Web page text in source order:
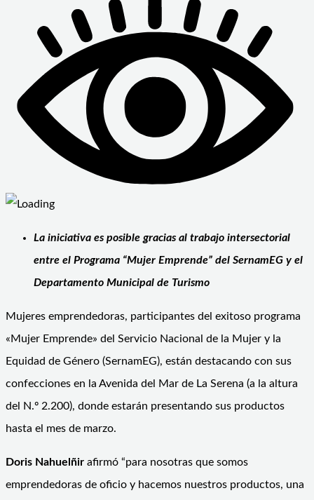
La iniciativa es posible gracias al trabajo intersectorial
entre el Programa “Mujer Emprende” del SernamEG y el
Departamento Municipal de Turismo
Mujeres emprendedoras, participantes del exitoso programa
«Mujer Emprende» del Servicio Nacional de la Mujer y la
Equidad de Género (SernamEG), están destacando con sus
confecciones en la Avenida del Mar de La Serena (a la altura
del N.º 2.200), donde estarán presentando sus productos
hasta el mes de marzo.
Doris Nahuelñir afirmó “para nosotras que somos
emprendedoras de oficio y hacemos nuestros productos, una